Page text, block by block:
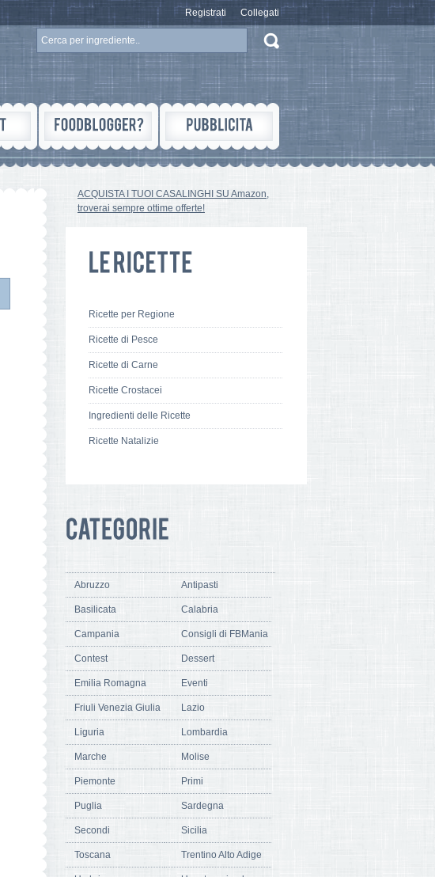
Registrati Collegati
ACQUISTA I TUOI CASALINGHI SU Amazon,
troverai sempre ottime offerte!
Ricette per Regione
Ricette di Pesce
Ricette di Carne
Ricette Crostacei
Ingredienti delle Ricette
Ricette Natalizie
Abruzzo Antipasti
Basilicata Calabria
Campania Consigli di FBMania
Contest Dessert
Emilia Romagna Eventi
Friuli Venezia Giulia Lazio
Liguria Lombardia
Marche Molise
Piemonte Primi
Puglia Sardegna
Secondi Sicilia
Toscana Trentino Alto Adige